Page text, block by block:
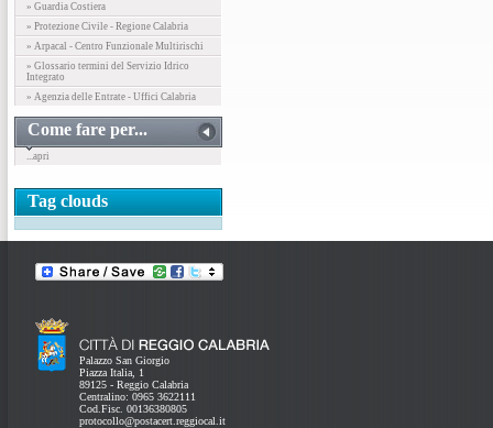
» Guardia Costiera
» Protezione Civile - Regione Calabria
» Arpacal - Centro Funzionale Multirischi
» Glossario termini del Servizio Idrico
Integrato
» Agenzia delle Entrate - Uffici Calabria
Come fare per...
...apri
Tag clouds
Palazzo San Giorgio
Piazza Italia, 1
89125 - Reggio Calabria
Centralino: 0965 3622111
Cod.Fisc. 00136380805
protocollo@postacert.reggiocal.it